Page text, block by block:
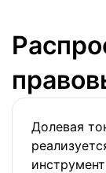
Долевая